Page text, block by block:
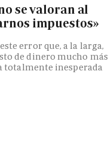
se valoran al
impuestos»
error que, a la larga,
de dinero mucho más
totalmente inesperada